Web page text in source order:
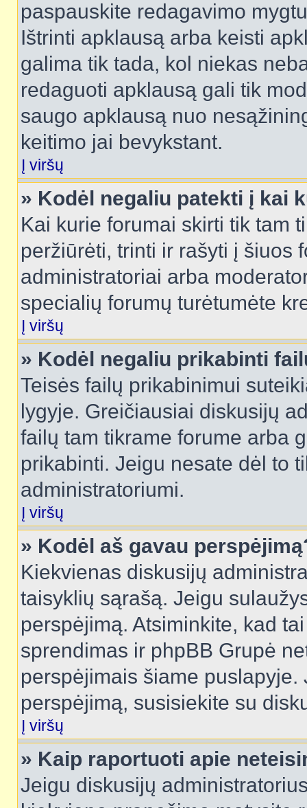
paspauskite redagavimo
Ištrinti apklausą arba keisti
galima tik tada, kol niekas
redaguoti apklausą gali tik
saugo apklausą nuo
keitimo jai bevykstant.
Į viršų
» Kodėl negaliu patekti į kai
Kai kurie forumai skirti tik tam
peržiūrėti, trinti ir rašyti į šiuos
administratoriai arba
specialių forumų turėtumėte
Į viršų
» Kodėl negaliu prikabinti
Teisės failų prikabinimui
lygyje. Greičiausiai diskusijų
failų tam tikrame forume arba
prikabinti. Jeigu nesate dėl to
administratoriumi.
Į viršų
» Kodėl aš gavau
Kiekvienas diskusijų
taisyklių sąrašą. Jeigu
perspėjimą. Atsiminkite, kad
sprendimas ir phpBB Grupė
perspėjimais šiame
perspėjimą, susisiekite su
Į viršų
» Kaip raportuoti apie
Jeigu diskusijų